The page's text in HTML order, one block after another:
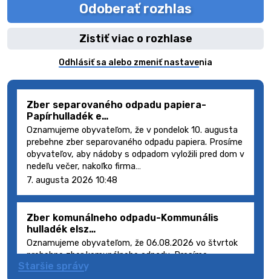
Odoberať rozhlas
Zistiť viac o rozhlase
Odhlásiť sa alebo zmeniť nastavenia
Zber separovaného odpadu papiera-
Papírhulladék e…
Oznamujeme obyvateľom, že v pondelok 10. augusta
prebehne zber separovaného odpadu papiera. Prosíme
obyvateľov, aby nádoby s odpadom vyložili pred dom v
nedeľu večer, nakoľko firma…
7. augusta 2026 10:48
Zber komunálneho odpadu-Kommunális
hulladék elsz…
Oznamujeme obyvateľom, že 06.08.2026 vo štvrtok
prebehne zber komunálneho odpadu. Prosíme
obyvateľov, aby smetné nádoby s odpadom vyložili
Staršie správy